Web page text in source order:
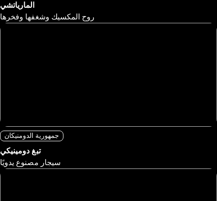
المارياتشي
روح المكسيك وشغفها وفخرها
جمهورية الدومنيكان
تبغ دومينيكي
سيجار مصنوع يدويًا